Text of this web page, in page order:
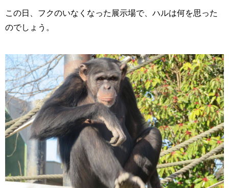
この日、フクのいなくなった展示場で、ハルは何を思った
のでしょう。